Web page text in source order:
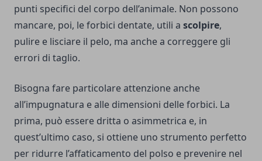
punti specifici del corpo dell’animale. Non possono
mancare, poi, le forbici dentate, utili a scolpire,
pulire e lisciare il pelo, ma anche a correggere gli
errori di taglio.
Bisogna fare particolare attenzione anche
all’impugnatura e alle dimensioni delle forbici. La
prima, può essere dritta o asimmetrica e, in
quest’ultimo caso, si ottiene uno strumento perfetto
per ridurre l’affaticamento del polso e prevenire nel